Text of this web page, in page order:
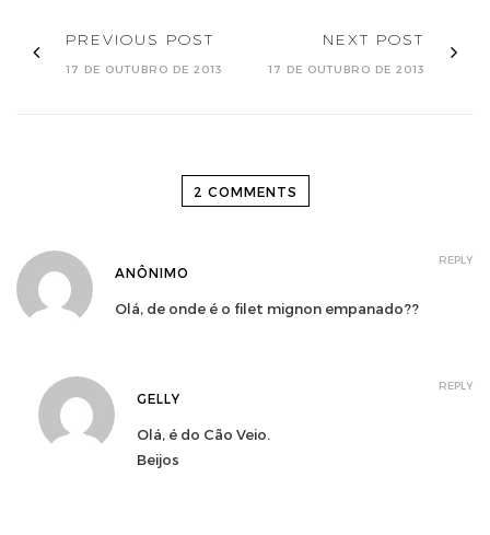
PREVIOUS POST
17 DE OUTUBRO DE 2013
NEXT POST
17 DE OUTUBRO DE 2013
2 COMMENTS
REPLY
ANÔNIMO
Olá, de onde é o filet mignon empanado??
REPLY
GELLY
Olá, é do Cão Veio.
Beijos